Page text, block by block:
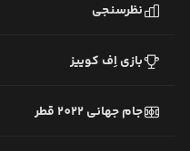
نظرسنجی
بازی اِف کوییز
جام جهانی 2022 قطر